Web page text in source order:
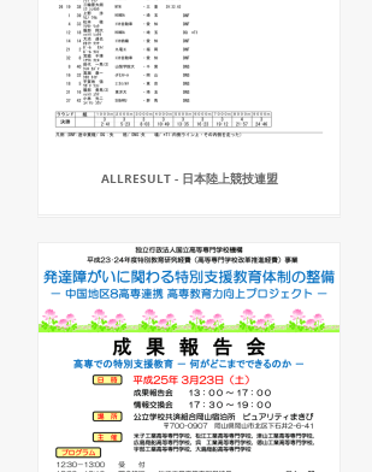
ALLRESULT - 日本陸上競技連盟